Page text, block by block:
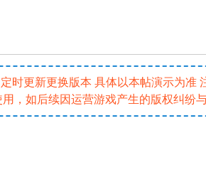
时更新更换版本 具体以本帖演示为准
，如后续因运营游戏产生的版权纠纷